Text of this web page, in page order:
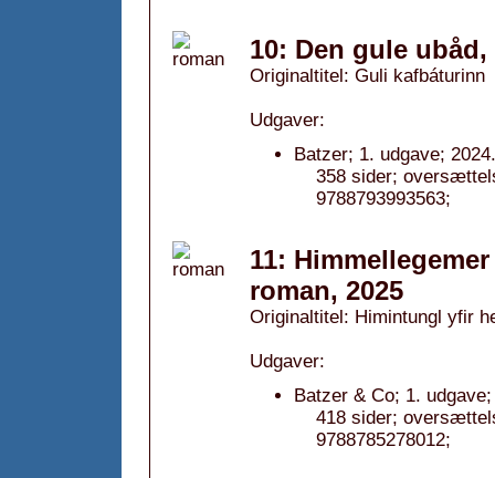
10: Den gule ubåd,
Originaltitel: Guli kafbáturinn
Udgaver:
Batzer; 1. udgave; 2024.
358 sider;
9788793993563;
11:
roman, 2025
Originaltitel: Himintungl yfir
Udgaver:
Batzer & Co; 1.
418 sider;
9788785278012;